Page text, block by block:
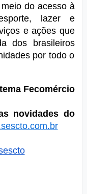
do acesso à
lazer e
e ações que
dos brasileiros
por todo o
Fecomércio
novidades do